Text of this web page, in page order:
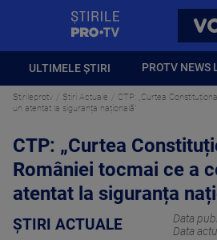
ULTIMELE ȘTIRI PROTV NEWS
Stirileprotv Știri Actuale
CTP: „Curtea
un atentat la siguranța națională”
CTP: „Curtea
României tocmai ce a
atentat la siguranța
ȘTIRI ACTUALE Data
Data